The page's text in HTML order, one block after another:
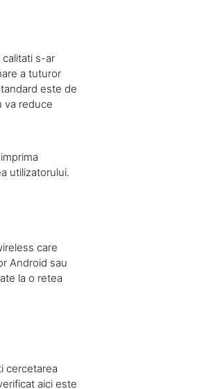
s-ar
a tuturor
este de
va reduce
utilizatorului.
care
Android sau
la o retea
cercetarea
aici este